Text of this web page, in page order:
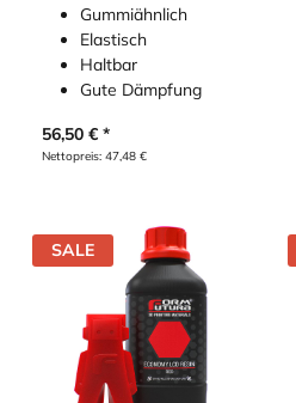
Gummiähnlich
Elastisch
Haltbar
Gute Dämpfung
56,50 €
Nettopreis: 47,48 €
SALE